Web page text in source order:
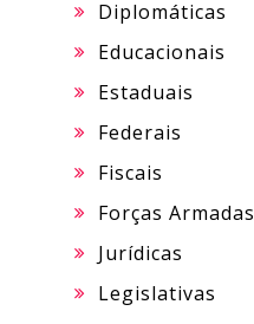
Diplomáticas
Educacionais
Estaduais
Federais
Fiscais
Forças Armadas
Jurídicas
Legislativas